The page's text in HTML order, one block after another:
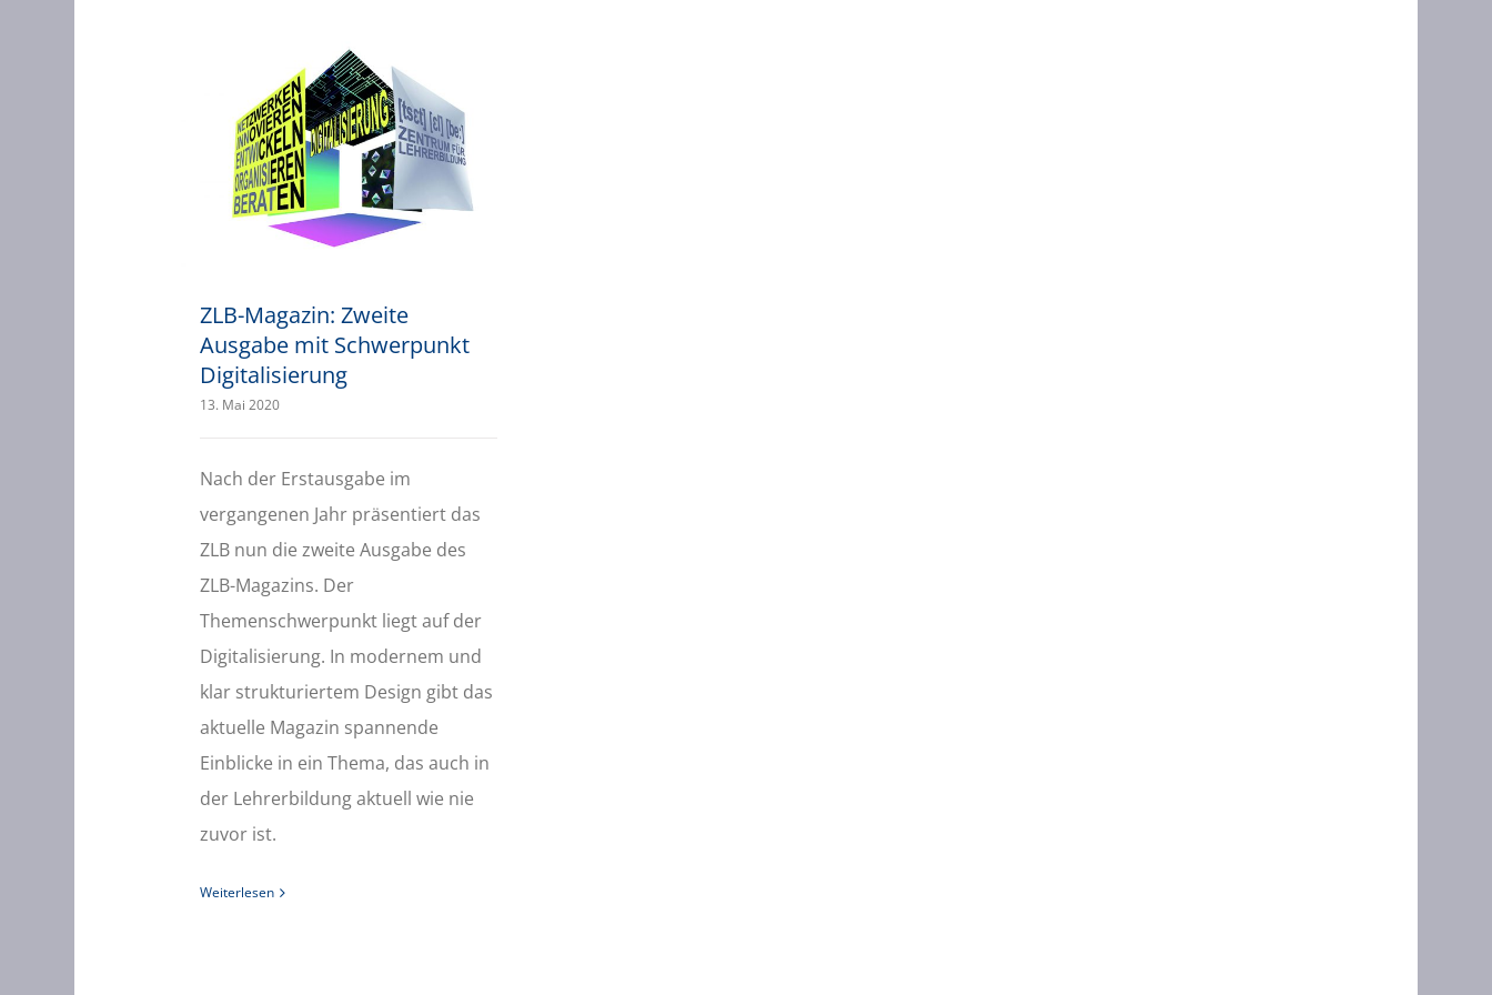
ZLB-Magazin: Zweite
Ausgabe mit Schwerpunkt
Digitalisierung
13. Mai 2020
Nach der Erstausgabe im
vergangenen Jahr präsentiert das
ZLB nun die zweite Ausgabe des
ZLB-Magazins. Der
Themenschwerpunkt liegt auf der
Digitalisierung. In modernem und
klar strukturiertem Design gibt das
aktuelle Magazin spannende
Einblicke in ein Thema, das auch in
der Lehrerbildung aktuell wie nie
zuvor ist.
Weiterlesen